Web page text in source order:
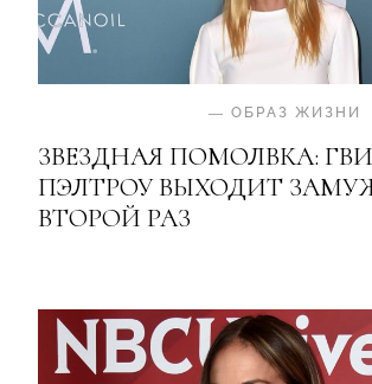
— ОБРАЗ ЖИЗНИ
ЗВЕЗДНАЯ ПОМОЛВКА:
ПЭЛТРОУ ВЫХОДИТ
ВТОРОЙ РАЗ